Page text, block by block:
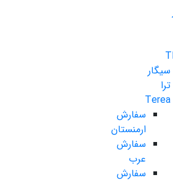
سیگار
ترا
Terea
سفارش
ارمنستان
سفارش
عرب
سفارش